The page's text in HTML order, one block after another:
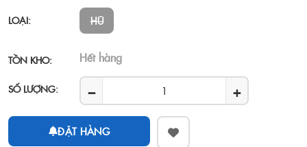
LOẠI: HŨ
TỒN KHO: Hết hàng
SỐ LƯỢNG: − +
ĐẶT HÀNG